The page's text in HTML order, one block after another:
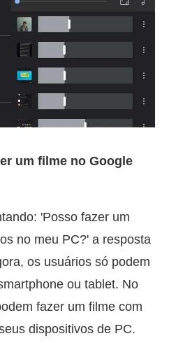
um filme no Google
'Posso fazer um
no meu PC?' a resposta
os usuários só podem
ou tablet. No
fazer um filme com
dispositivos de PC.